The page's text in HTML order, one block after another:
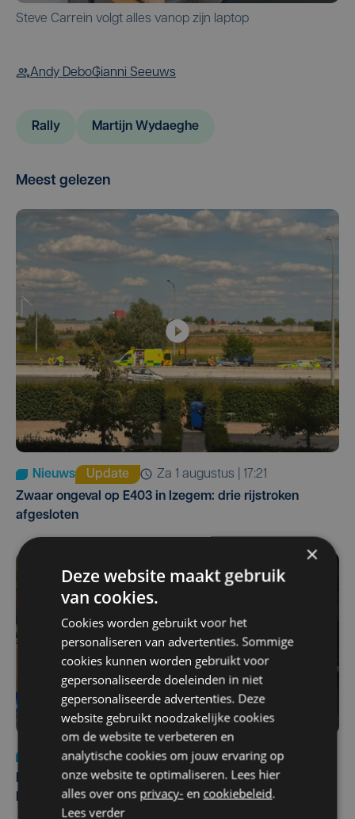
Steve Carrein volgt alles vanop zijn laptop
Andy DeboGianni Seeuws
Rally Martijn Wydaeghe
Meest gelezen
Nieuws Update
za 1 augustus | 17:21
Zwaar ongeval op E403 in Izegem: drie rijstroken
afgesloten
Nieuws
di 4 augustus | 09:32
Man en vrouw dood aangetroffen in woning in Sint-
Pieters Brugge
×
Deze website maakt gebruik
van cookies.
Cookies worden gebruikt voor het
personaliseren van advertenties. Sommige
cookies kunnen worden gebruikt voor
gepersonaliseerde doeleinden in niet
gepersonaliseerde advertenties. Deze
website gebruikt noodzakelijke cookies
om de website te verbeteren en
analytische cookies om jouw ervaring op
onze website te optimaliseren. Lees hier
alles over ons privacy- en cookiebeleid.
Lees verder